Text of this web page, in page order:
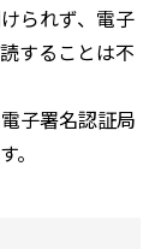
られず、電子
することは不
子署名認証局
。